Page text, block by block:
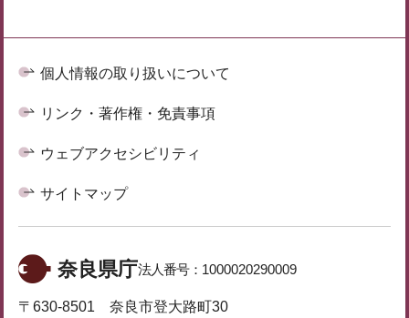
個人情報の取り扱いについて
リンク・著作権・免責事項
ウェブアクセシビリティ
サイトマップ
奈良県庁法人番号： 1000020290009
〒630-8501 奈良市登大路町30